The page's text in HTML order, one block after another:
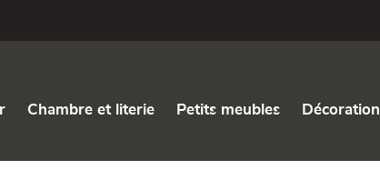
Chambre et literie Petits meubles Décoration